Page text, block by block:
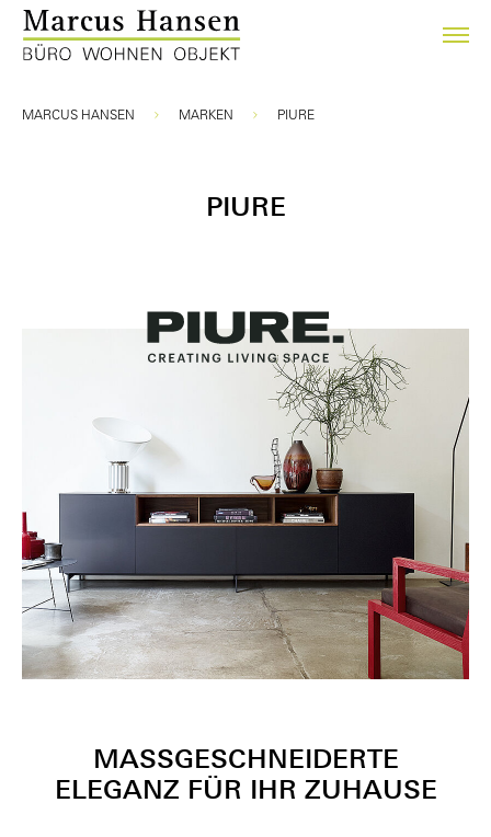
Sie sind hier:
MARCUS HANSEN MARKEN PIURE
PIURE
MASSGESCHNEIDERTE E
LEGANZ FÜR IHR ZUHAUSE